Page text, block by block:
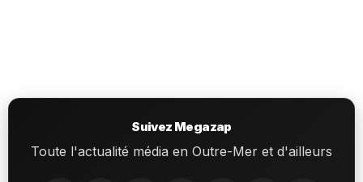
Suivez Megazap
Toute l'actualité média en Outre-Mer et d'ailleurs